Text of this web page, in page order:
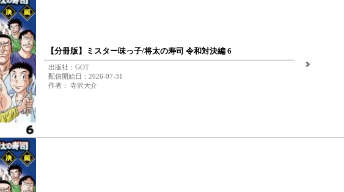
【分冊版】ミスター味っ子/将太の寿司 令和対決編 6
出版社：GOT
配信開始日：2026-07-31
作者： 寺沢大介